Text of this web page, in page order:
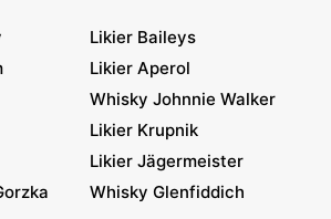
Likier Baileys
Likier Aperol
Whisky Johnnie Walker
Likier Krupnik
Likier Jägermeister
Whisky Glenfiddich